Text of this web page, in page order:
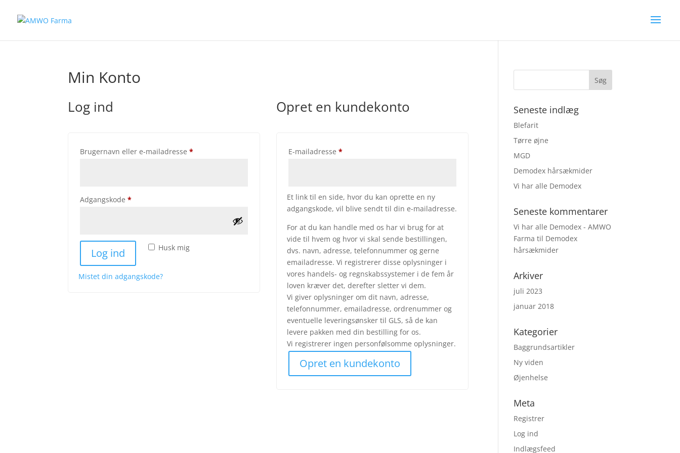
Min Konto
Log ind
Brugernavn eller e-mailadresse*Påkrævet
Adgangskode*Påkrævet
Husk mig
Log ind
Mistet din adgangskode?
Opret en kundekonto
E-mailadresse*Påkrævet
Et link til en side, hvor du kan oprette en ny
adgangskode, vil blive sendt til din e-mailadresse.
For at du kan handle med os har vi brug for at
vide til hvem og hvor vi skal sende bestillingen,
dvs. navn, adresse, telefonnummer og gerne
emailadresse. Vi registrerer disse oplysninger i
vores handels- og regnskabssystemer i de fem år
loven kræver det, derefter sletter vi dem.
Vi giver oplysninger om dit navn, adresse,
telefonnummer, emailadresse, ordrenummer og
eventuelle leveringsønsker til GLS, så de kan
levere pakken med din bestilling for os.
Vi registrerer ingen personfølsomme oplysninger.
Opret en kundekonto
Seneste indlæg
Blefarit
Tørre øjne
MGD
Demodex hårsækmider
Vi har alle Demodex
Seneste kommentarer
Vi har alle Demodex - AMWO
Farma til Demodex
hårsækmider
Arkiver
juli 2023
januar 2018
Kategorier
Baggrundsartikler
Ny viden
Øjenhelse
Meta
Registrer
Log ind
Indlægsfeed